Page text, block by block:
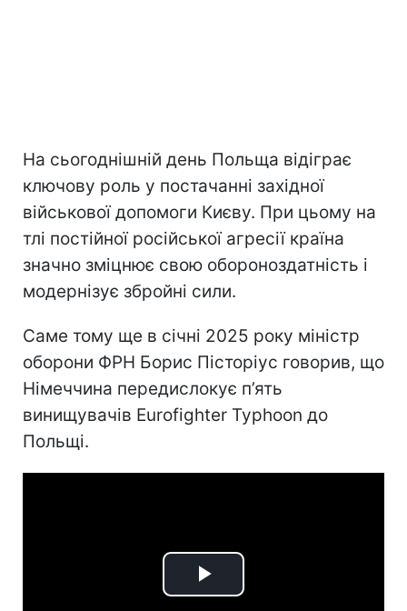
На сьогоднішній день Польща відіграє
ключову роль у постачанні західної
військової допомоги Києву. При цьому на
тлі постійної російської агресії країна
значно зміцнює свою обороноздатність і
модернізує збройні сили.
Саме тому ще в січні 2025 року міністр
оборони ФРН Борис Пісторіус говорив, що
Німеччина передислокує п’ять
винищувачів Eurofighter Typhoon до
Польщі.
Play